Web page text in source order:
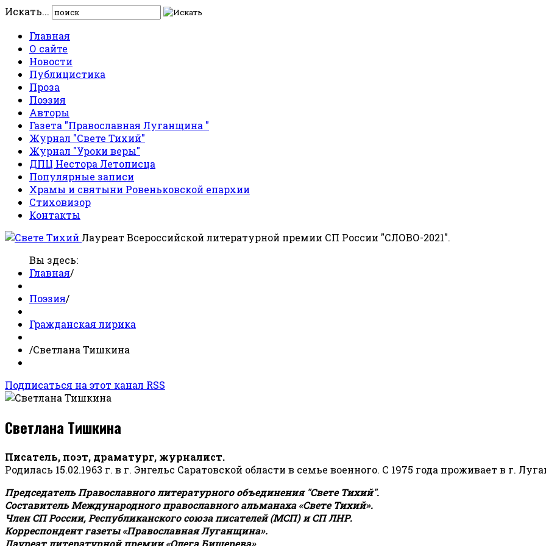
Искать...
Главная
О сайте
Новости
Публицистика
Проза
Поэзия
Авторы
Газета "Православная Луганщина "
Журнал "Свете Тихий"
Журнал "Уроки веры"
ДПЦ Нестора Летописца
Популярные записи
Храмы и святыни Ровеньковской епархии
Стиховизор
Контакты
Лауреат Всероссийской литературной премии СП России "СЛОВО-2021".
Вы здесь:
Главная/
Поэзия/
Гражданская лирика
/Светлана Тишкина
Подписаться на этот канал RSS
Светлана Тишкина
Писатель, поэт, драматург, журналист.
Родилась 15.02.1963 г. в г. Энгельс Саратовской области в семье военного. С 1975 года проживает в г.
Председатель Православного литературного объединения "Свете Тихий".
Составитель Международного православного альманаха «Свете Тихий».
Член СП России, Республиканского союза писателей (МСП) и СП ЛНР.
Корреспондент газеты «Православная Луганщина».
Лауреат литературной премии «Олега Бишерева».